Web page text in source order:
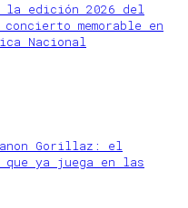
la edición 2026 del
memorable en
Nacional
Gorillaz: el
ya juega en las